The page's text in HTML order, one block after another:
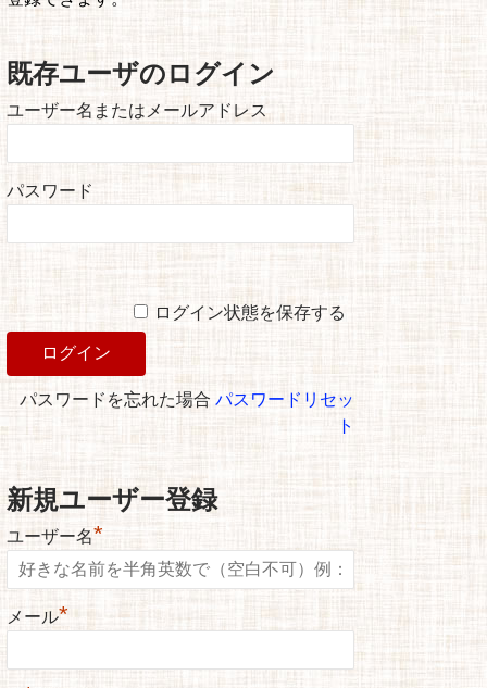
既存ユーザのログイン
ユーザー名またはメールアドレス
パスワード
ログイン状態を保存する
パスワードを忘れた場合パスワードリセッ
ト
新規ユーザー登録
ユーザー名*
メール*